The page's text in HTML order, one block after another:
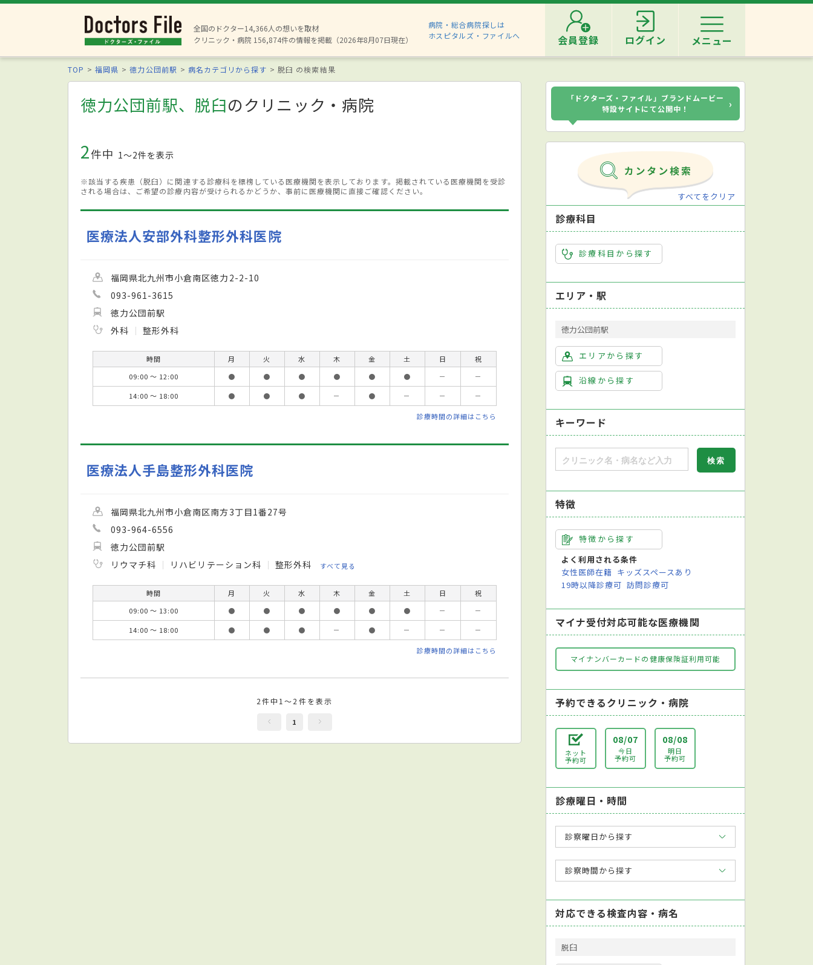
全国のドクター14,366人の想いを取材
クリニック・病院 156,874件の情報を掲載（2026年8月07日現在）
病院・総合病院探しは
ホスピタルズ・ファイルへ
会員登録 ログイン メニュー
TOP 福岡県 徳力公団前駅 病名カテゴリから探す 脱臼 の検索結果
徳力公団前駅、脱臼のクリニック・病院
2件中 1〜2件を表示
※該当する疾患（脱臼）に関連する診療科を標榜している医療機関を表示しております。掲載されている医療機関を受診
される場合は、ご希望の診療内容が受けられるかどうか、事前に医療機関に直接ご確認ください。
医療法人安部外科整形外科医院
福岡県北九州市小倉南区徳力2-2-10
093-961-3615
徳力公団前駅
外科
整形外科
時間 月 火 水 木 金 土 日
祝
09:00 ～ 12:00
● ● ● ● ● ● －
－
14:00 ～ 18:00
● ● ● － ● － － －
診療時間の詳細はこちら
医療法人手島整形外科医院
福岡県北九州市小倉南区南方3丁目1番27号
093-964-6556
徳力公団前駅
リウマチ科
リハビリテーション科 整形外科 すべて見る
時間 月 火 水 木 金 土 日
祝
09:00 ～ 13:00
● ● ● ● ● ● －
－
14:00 ～ 18:00
● ● ● － ● － － －
診療時間の詳細はこちら
2件中1～2件を表示
1
「ドクターズ・ファイル」ブランドムービー
特設サイトにて公開中！
›
すべてをクリア
診療科目
診療科目から探す
エリア・駅
徳力公団前駅
エリアから探す
沿線から探す
キーワード
特徴
特徴から探す
よく利用される条件
女性医師在籍 キッズスペースあり
19時以降診療可 訪問診療可
マイナ受付対応可能な医療機関
マイナンバーカードの健康保険証利用可能
予約できるクリニック・病院
ネット
予約可
08/07
今日
予約可
08/08
明日
予約可
診療曜日・時間
診察曜日から探す
診察時間から探す
対応できる検査内容・病名
脱臼